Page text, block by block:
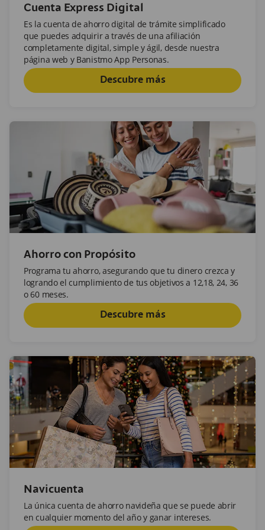
Cuenta Express Digital
Es la cuenta de ahorro digital de trámite simplificado
que puedes adquirir a través de una afiliación
completamente digital, simple y ágil, desde nuestra
página web y Banistmo App Personas.
Descubre más
Ahorro con Propósito
Programa tu ahorro, asegurando que tu dinero crezca y
logrando el cumplimiento de tus objetivos a 12,18, 24, 36
o 60 meses.
Descubre más
Navicuenta
La única cuenta de ahorro navideña que se puede abrir
en cualquier momento del año y ganar intereses.